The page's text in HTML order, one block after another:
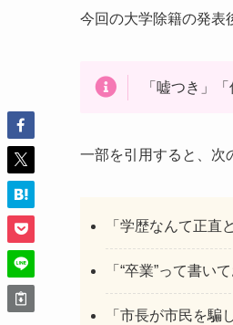
今回の大学除籍の発表
「嘘つき」
一部を引用すると、次
「学歴なんて正直
「“卒業”って書い
「市長が市民を騙